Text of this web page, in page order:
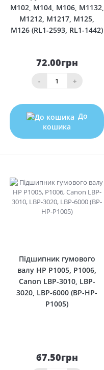
M102, M104, M106, M1132,
M1212, M1217, M125,
M126 (RL1-2593, RL1-1442)
72.00грн
- +
До
кошика
Підшипник гумового
валу HP P1005, P1006,
Canon LBP-3010, LBP-
3020, LBP-6000 (BP-HP-
P1005)
67.50грн